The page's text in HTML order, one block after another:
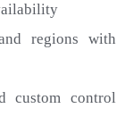
regions with
custom control